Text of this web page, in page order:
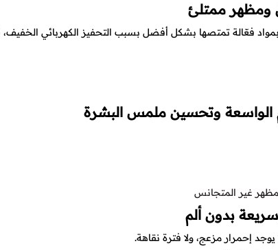
فعّالة تمتصها بشكل أفضل بسبب التحفيز الكهربائي
غير المتجانس
يوجد إحمرار مزعج، ولا فترة نقاهة.